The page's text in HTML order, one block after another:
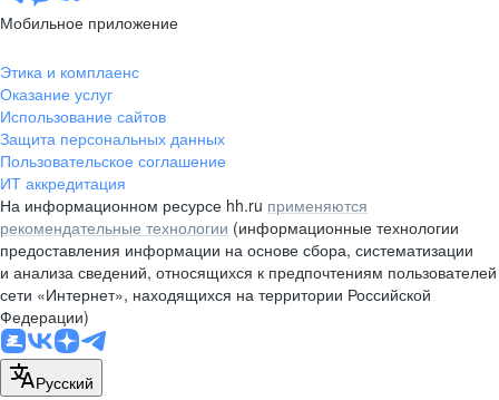
10 этаж, помещение 45-1
pr@rabota.by
Алматы
пр. Абая, д. 151, БЦ Алатау,
12 этаж, офис 1209
+7 727 232-13-13
pr@headhunter.com.kz
Мобильное приложение
Этика и комплаенс
Оказание услуг
Использование сайтов
Защита персональных данных
Пользовательское соглашение
ИТ аккредитация
На информационном ресурсе hh.ru применяются
рекомендательные технологии (информационные технологии
предоставления информации на основе сбора, систематизации
и анализа сведений, относящихся к предпочтениям пользователей
сети «Интернет», находящихся на территории Российской
Федерации)
Русский